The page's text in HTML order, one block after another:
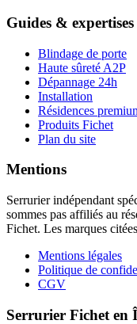
Guides & expertises
Blindage de porte
Haute sûreté A2P
Dépannage 24h
Installation
Résidences
Produits Fichet
Plan du site
Mentions
Serrurier indépendant
sommes pas affiliés au
Fichet. Les marques
Mentions légales
Politique de
CGV
Serrurier Fichet en